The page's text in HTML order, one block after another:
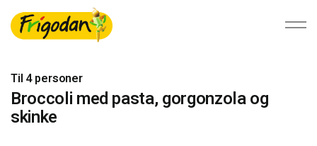
Foodservice
Til 4 personer
Broccoli med pasta, gorgonzola og
skinke